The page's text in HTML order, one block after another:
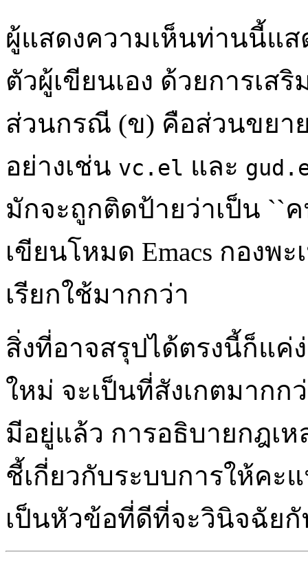
ผู้แสดงความเห็นท่านนี้แ
ตัวผู้เขียนเอง ด้วยการเส
ส่วนกรณี (ข) คือส่วนขยาย
อย่างเช่น vc.el และ
มักจะถูกติดป้ายว่าเป็น ``
เขียนโหมด Emacs กองพ
เรียกใช้มากกว่า
สิ่งที่อาจสรุปได้ตรงนี้ก็แค่
ใหม่ จะเป็นที่สังเกตมากก
มีอยู่แล้ว การอธิบายกฎเห
ชี้เกี่ยวกับระบบการให้คะ
เป็นหัวข้อที่ดีที่จะวินิจฉัย